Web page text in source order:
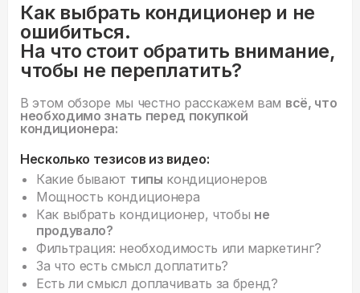
Как выбрать кондиционер и не
ошибиться.
На что стоит обратить внимание,
чтобы не переплатить?
В этом обзоре мы честно расскажем вам всё, что
необходимо знать перед покупкой
кондиционера:
Несколько тезисов из видео:
Какие бывают типы кондиционеров
Мощность кондиционера
Как выбрать кондиционер, чтобы не
продувало?
Фильтрация: необходимость или маркетинг?
За что есть смысл доплатить?
Есть ли смысл доплачивать за бренд?